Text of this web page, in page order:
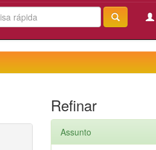
Refinar
Assunto